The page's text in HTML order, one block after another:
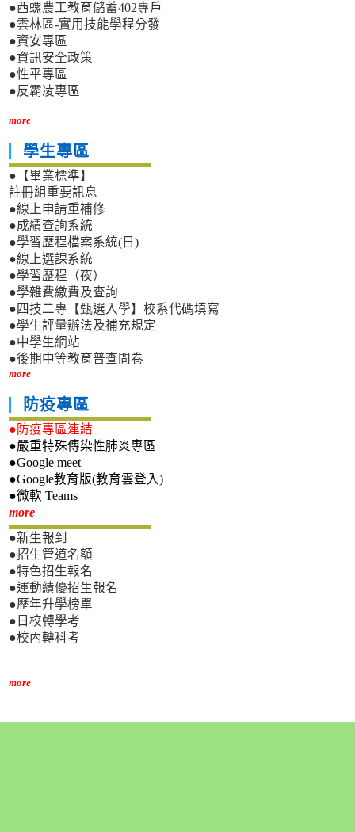
●西螺農工教育儲蓄402專戶
●雲林區-實用技能學程分發
●資安專區
●資訊安全政策
●性平專區
●反霸凌專區
more
學生專區
●【畢業標準】
註冊組重要訊息
●線上申請重補修
●成績查詢系統
●學習歷程檔案系統(日)
●線上選課系統
●學習歷程（夜）
●學雜費繳費及查詢
●四技二專【甄選入學】校系代碼填寫
●學生評量辦法及補充規定
●中學生網站
●後期中等教育普查問卷
more
防疫專區
●防疫專區連結
●嚴重特殊傳染性肺炎專區
●Google meet
●Google教育版(教育雲登入)
●微軟 Teams
more新生專區
●新生報到
●招生管道名額
●特色招生報名
●運動績優招生報名
●歷年升學榜單
●日校轉學考
●校內轉科考
more